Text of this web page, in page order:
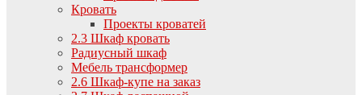
Кровать
Проекты кроватей
2.3 Шкаф кровать
Радиусный шкаф
Мебель трансформер
2.6 Шкаф-купе на заказ